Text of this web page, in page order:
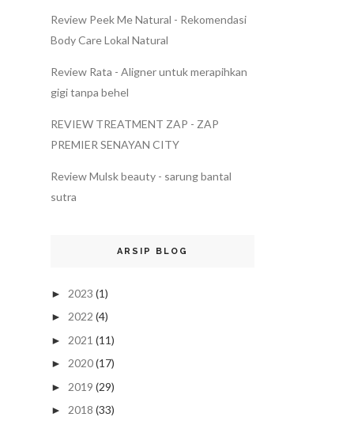
Review Peek Me Natural - Rekomendasi
Body Care Lokal Natural
Review Rata - Aligner untuk merapihkan
gigi tanpa behel
REVIEW TREATMENT ZAP - ZAP
PREMIER SENAYAN CITY
Review Mulsk beauty - sarung bantal
sutra
ARSIP BLOG
► 2023 (1)
► 2022 (4)
► 2021 (11)
► 2020(17)
► 2019 (29)
► 2018 (33)